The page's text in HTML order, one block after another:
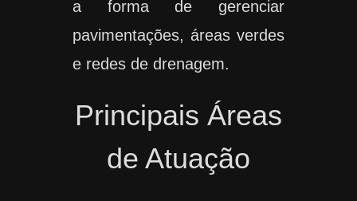
a forma de gerenciar
pavimentações, áreas verdes
e redes de drenagem.
Principais Áreas
de Atuação